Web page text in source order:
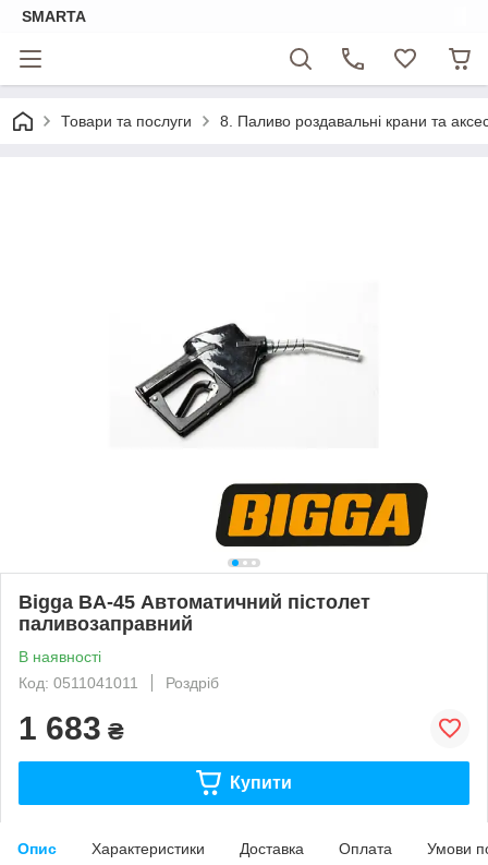
SMARTA
Товари та послуги 8. Паливо роздавальні крани та
Bigga BA-45 Автоматичний пістолет
паливозаправний
В наявності
Код: 0511041011
Роздріб
1 683 ₴
Купити
Опис Характеристики Доставка Оплата Умови